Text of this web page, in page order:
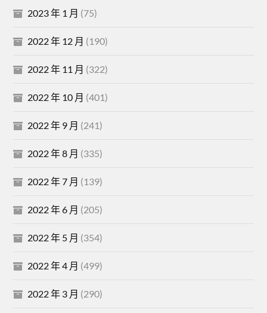
2023 年 1 月 (75)
2022 年 12 月 (190)
2022 年 11 月 (322)
2022 年 10 月 (401)
2022 年 9 月 (241)
2022 年 8 月 (335)
2022 年 7 月 (139)
2022 年 6 月 (205)
2022 年 5 月 (354)
2022 年 4 月 (499)
2022 年 3 月 (290)